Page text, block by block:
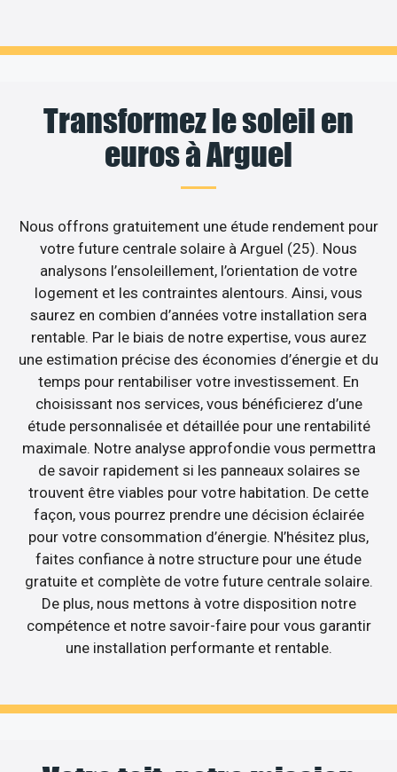
Transformez le soleil en
euros à Arguel
Nous offrons gratuitement une étude rendement pour
votre future centrale solaire à Arguel (25). Nous
analysons l’ensoleillement, l’orientation de votre
logement et les contraintes alentours. Ainsi, vous
saurez en combien d’années votre installation sera
rentable. Par le biais de notre expertise, vous aurez
une estimation précise des économies d’énergie et du
temps pour rentabiliser votre investissement. En
choisissant nos services, vous bénéficierez d’une
étude personnalisée et détaillée pour une rentabilité
maximale. Notre analyse approfondie vous permettra
de savoir rapidement si les panneaux solaires se
trouvent être viables pour votre habitation. De cette
façon, vous pourrez prendre une décision éclairée
pour votre consommation d’énergie. N’hésitez plus,
faites confiance à notre structure pour une étude
gratuite et complète de votre future centrale solaire.
De plus, nous mettons à votre disposition notre
compétence et notre savoir-faire pour vous garantir
une installation performante et rentable.